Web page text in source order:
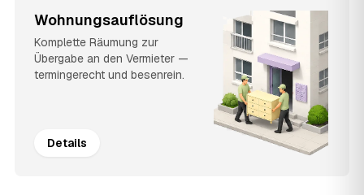
Wohnungsauflösung
Komplette Räumung zur
Übergabe an den Vermieter —
termingerecht und besenrein.
Details